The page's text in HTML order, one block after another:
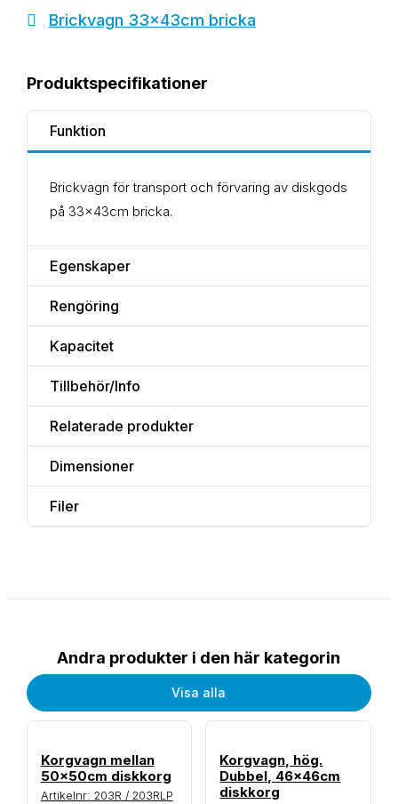
Brickvagn 33x43cm bricka
Produktspecifikationer
Funktion
Brickvagn för transport och förvaring av diskgods
på 33x43cm bricka.
Egenskaper
Rengöring
Kapacitet
Tillbehör/Info
Relaterade produkter
Dimensioner
Filer
Andra produkter i den här kategorin
Visa alla
Korgvagn mellan
50x50cm diskkorg
Artikelnr: 203R / 203RLP
Korgvagn, hög.
Dubbel, 46x46cm
diskkorg